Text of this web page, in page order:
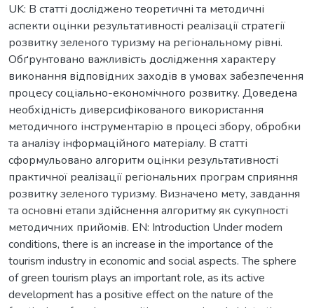
UK: В статті досліджено теоретичні та методичні
аспекти оцінки результативності реалізації стратегії
розвитку зеленого туризму на регіональному рівні.
Обґрунтовано важливість дослідження характеру
виконання відповідних заходів в умовах забезпечення
процесу соціально-економічного розвитку. Доведена
необхідність диверсифікованого використання
методичного інструментарію в процесі збору, обробки
та аналізу інформаційного матеріалу. В статті
сформульовано алгоритм оцінки результативності
практичної реалізації регіональних програм сприяння
розвитку зеленого туризму. Визначено мету, завдання
та основні етапи здійснення алгоритму як сукупності
методичних прийомів. EN: Introduction Under modern
conditions, there is an increase in the importance of the
tourism industry in economic and social aspects. The sphere
of green tourism plays an important role, as its active
development has a positive effect on the nature of the